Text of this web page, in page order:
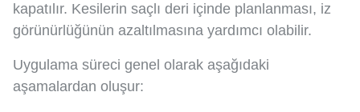
kapatılır. Kesilerin saçlı deri içinde planlanması, iz
görünürlüğünün azaltılmasına yardımcı olabilir.
Uygulama süreci genel olarak aşağıdaki
aşamalardan oluşur: